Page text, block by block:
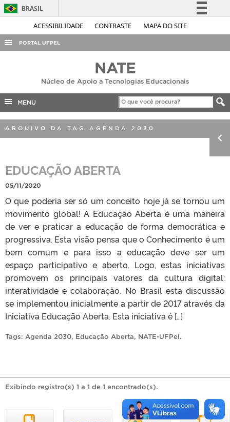
ACESSIBILIDADE CONTRASTE MAPA DO SITE
BRASIL
Simplifique!
Acesso à informação
Legislação
Canais
PORTAL UFPEL
AUDITORIA
COBALTO
CONCURSOS
EDITAIS
PORTARIAS
TELEFONES
NATE
Núcleo de Apoio a Tecnologias Educacionais
MENU
ARQUIVO DA TAG AGENDA 2030
EDUCAÇÃO ABERTA
05/11/2020
O que poderia ser só um conceito hoje já se tornou um
movimento global! A Educação Aberta é uma maneira
de ver e praticar a educação de forma democrática e
progressiva. Esta visão pensa que o Conhecimento é um
bem comum e para isso a educação deve ser um
espaço participativo e aberto. Logo, estas iniciativas
promovem os principais valores da cultura digital:
interatividade e colaboração. No Brasil esta discussão
se implementou inicialmente a partir de 2017 através da
Iniciativa Educação Aberta. Esta iniciativa é […]
Tags: Agenda 2030, Educação Aberta, NATE-UFPel.
Exibindo registro(s) 1 a 1 de 1 encontrado(s).